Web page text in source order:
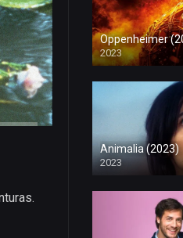
Oppenheimer
2023
Animalia (2023)
2023